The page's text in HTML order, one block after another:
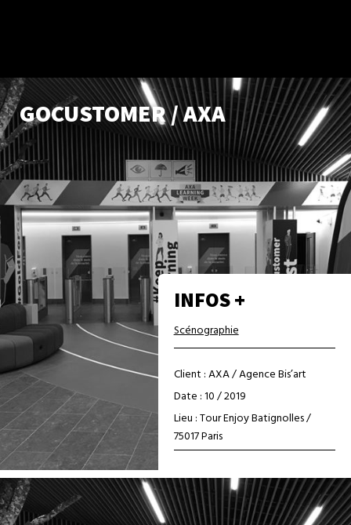
GOCUSTOMER / AXA
INFOS +
Scénographie
Client : AXA / Agence Bis’art
Date : 10 / 2019
Lieu : Tour Enjoy Batignolles /
75017 Paris
←Précédent Suivant→